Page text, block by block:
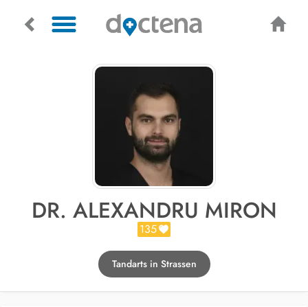
DR. ALEXANDRU MIRON
135
Tandarts in Strassen